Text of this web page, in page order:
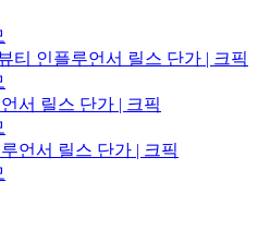
티 인플루언서 릴스 단가 | 크픽
서 릴스 단가 | 크픽
언서 릴스 단가 | 크픽